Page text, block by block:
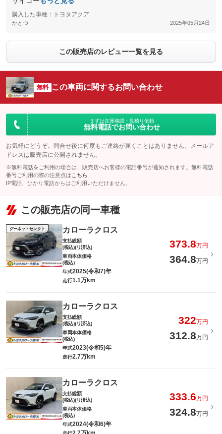
購入した車種：トヨタアクア
かとつ 2025年05月24日
この販売店のレビュー一覧を見る
無料 この車両に関するお問い合わせ
まずは在庫確認・見積り依頼
無料電話でお問い合わせ
お気軽にどうぞ。問合せ後に何度もご連絡が届くことはありません。メールア
ドレスは販売店に公開されません。
※無料電話をご利用の場合は、販売店へお客様の電話番号が通知されます。無料電話
番号ご利用の際の注意点は こちら
IP電話、ひかり電話からはご利用いただけません。
この販売店の同一車種
グーネットセレクト カローラクロス
支払総額
(税込)(リ済込)
373.8万円
車両本体価格
(税込)
364.8万円
年式2025(令和7)年
走行1.1万km
カローラクロス
支払総額
(税込)(リ済込)
322万円
車両本体価格
(税込)
312.8万円
年式2023(令和5)年
走行2.7万km
カローラクロス
支払総額
(税込)(リ済込)
333.6万円
車両本体価格
(税込)
324.8万円
年式2024(令和6)年